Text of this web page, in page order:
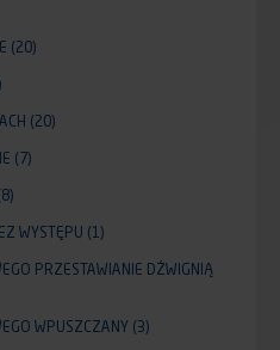
(20)
(20)
(7)
WYSTĘPU (1)
PRZESTAWIANIE DŹWIGNIĄ
WPUSZCZANY (3)